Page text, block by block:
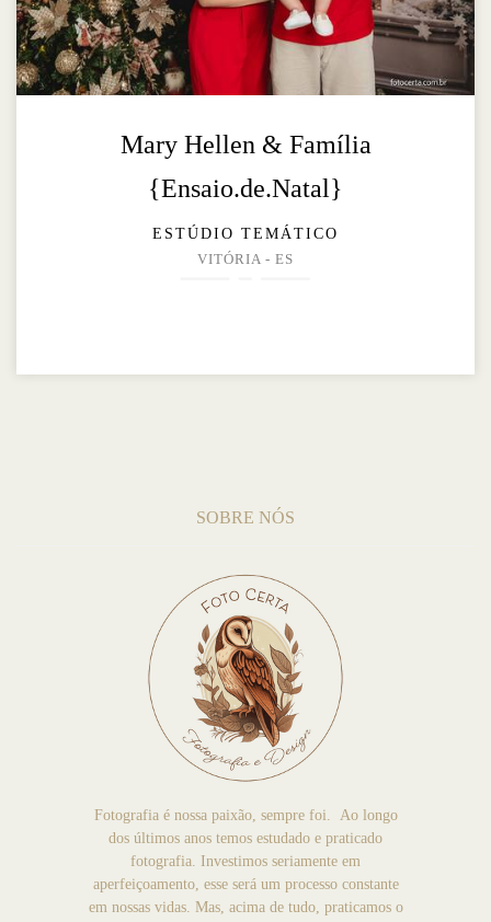
Mary Hellen & Família
{Ensaio.de.Natal}
ESTÚDIO TEMÁTICO
VITÓRIA - ES
SOBRE NÓS
Fotografia é nossa paixão, sempre foi. Ao longo
dos últimos anos temos estudado e praticado
fotografia. Investimos seriamente em
aperfeiçoamento, esse será um processo constante
em nossas vidas. Mas, acima de tudo, praticamos o